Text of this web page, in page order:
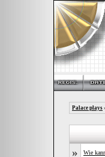
Palace plays
»
Wie